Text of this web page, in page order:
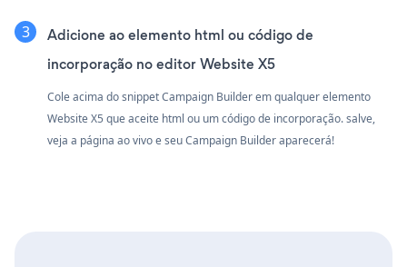
Adicione ao elemento html ou código de
incorporação no editor Website X5
Cole acima do snippet Campaign Builder em qualquer elemento
Website X5 que aceite html ou um código de incorporação. salve,
veja a página ao vivo e seu Campaign Builder aparecerá!